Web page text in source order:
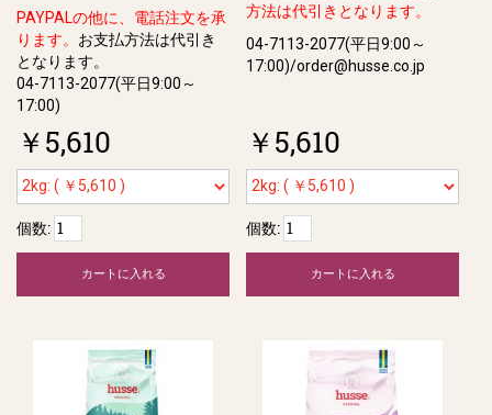
PAYPALの他に、電話注文を承
ります。 お支払方法は代引き
となります。
04-7113-2077(平日9:00～
17:00)
￥5,610
個数:
カートに入れる
方法は代引きとなります。
04-7113-2077(平日9:00～
17:00)/order@husse.co.jp
￥5,610
個数:
カートに入れる